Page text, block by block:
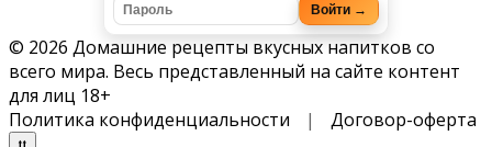
Войти →
© 2026 Домашние рецепты вкусных напитков со
всего мира. Весь представленный на сайте контент
для лиц 18+
Политика конфиденциальности
| Договор-оферта